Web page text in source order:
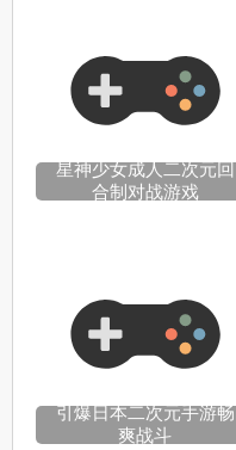
星神少女成人二次元回
合制对战游戏
引爆日本二次元手游畅
爽战斗